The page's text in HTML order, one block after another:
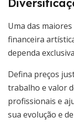
Uma das
financeira
dependa
Defina preços
trabalho e valor
profissionais e
sua evolução e